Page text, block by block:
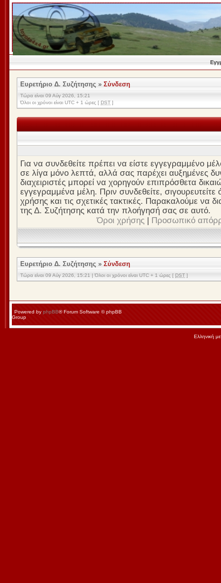
Ευρετήριο Δ. Συζήτησης » Σύνδεση
Τώρα είναι 09 Αύγ 2026, 15:21
Όλοι οι χρόνοι είναι UTC + 1 ώρες [ DST ]
Για να συνδεθείτε πρέπει να είστε εγγεγραμμένο
σε λίγα μόνο λεπτά, αλλά σας παρέχει αυξημένες
διαχειριστές μπορεί να χορηγούν επιπρόσθετα
εγγεγραμμένα μέλη. Πριν συνδεθείτε, σιγουρευτείτε
χρήσης και τις σχετικές τακτικές. Παρακαλούμε να
της Δ. Συζήτησης κατά την πλοήγησή σας σε αυτό.
Όροι χρήσης | Προσωπικό
Ευρετήριο Δ. Συζήτησης » Σύνδεση
Τώρα είναι 09 Αύγ 2026, 15:21 | Όλοι οι χρόνοι είναι UTC + 1 ώρες [ DST ]
Powered by phpBB® Forum Software © phpBB
Group
Ελληνική